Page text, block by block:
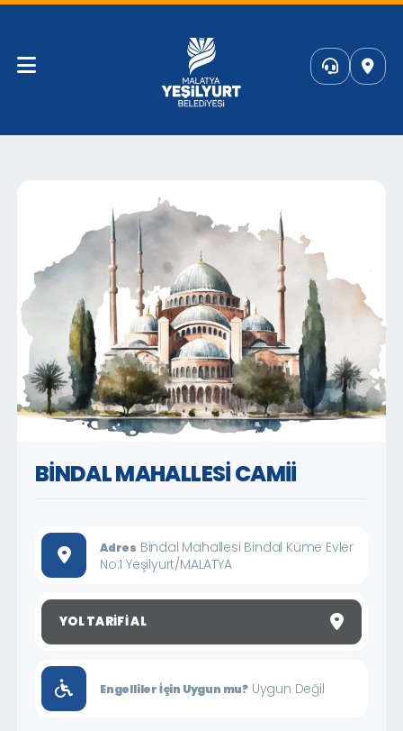
BİNDAL MAHALLESİ CAMİİ
Adres Bindal Mahallesi Bindal Küme Evler
No:1 Yeşilyurt/MALATYA
YOL TARIFI AL
Engelliler İçin Uygun mu? Uygun Değil